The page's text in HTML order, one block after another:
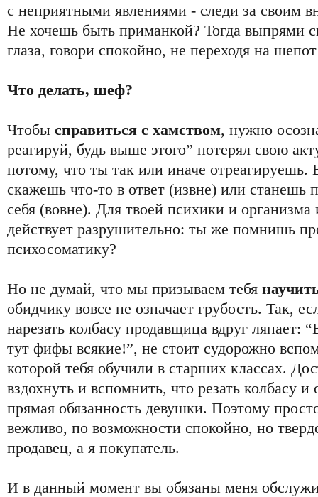
с неприятными явлениями - следи за своим
Не хочешь быть приманкой? Тогда выпрями
глаза, говори спокойно, не переходя на
Что делать, шеф?
Чтобы справиться с хамством, нужно
реагируй, будь выше этого” потерял свою
потому, что ты так или иначе отреагируешь.
скажешь что-то в ответ (извне) или станешь
себя (вовне). Для твоей психики и организма
действует разрушительно: ты же помнишь
психосоматику?
Но не думай, что мы призываем тебя
обидчику вовсе не означает грубость. Так,
нарезать колбасу продавщица вдруг ляпает:
тут фифы всякие!”, не стоит судорожно
которой тебя обучили в старших классах.
вздохнуть и вспомнить, что резать колбасу
прямая обязанность девушки. Поэтому
вежливо, по возможности спокойно, но
продавец, а я покупатель.
И в данный момент вы обязаны меня